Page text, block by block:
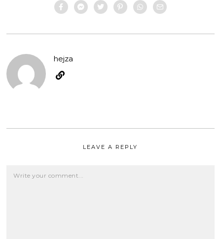
hejza
LEAVE A REPLY